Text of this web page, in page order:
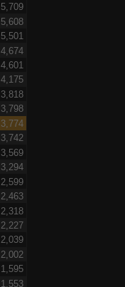
5,709
5,608
5,501
4,674
4,601
4,175
3,818
3,798
3,774
3,742
3,569
3,294
2,599
2,463
2,318
2,227
2,039
2,002
1,595
1,553